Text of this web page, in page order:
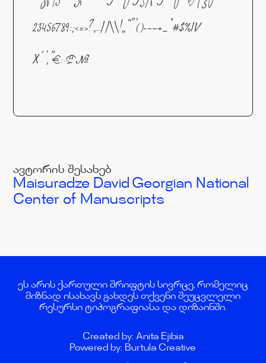
23456789:;<=>?.,…//\\!„“"'()-–—+_*#$%IV
X‘’‚”€჻₾№
ავტორის შესახებ
Maisuradze David Georgian National
Center of Manuscripts
ეს არის ქართული შრიფტის სივრცე, რომელიც
მიზნად ისახავს გახდეს თქვენი შეუცვლელი
რესურსი ტიპოგრაფიასა და დიზაინში.
Created by: Anita Ejibia
Powered by: Burtula Creative